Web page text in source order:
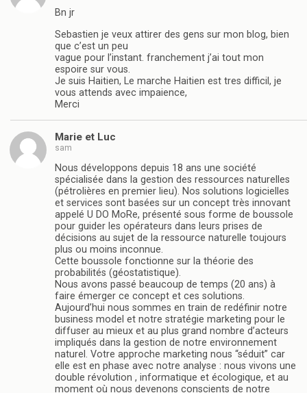
Bn jr
Sebastien je veux attirer des gens sur mon blog, bien
que c’est un peu
vague pour l’instant. franchement j’ai tout mon
espoire sur vous.
Je suis Haitien, Le marche Haitien est tres difficil, je
vous attends avec impaience,
Merci
Marie et Luc
sam
Nous développons depuis 18 ans une société
spécialisée dans la gestion des ressources naturelles
(pétrolières en premier lieu). Nos solutions logicielles
et services sont basées sur un concept très innovant
appelé U DO MoRe, présenté sous forme de boussole
pour guider les opérateurs dans leurs prises de
décisions au sujet de la ressource naturelle toujours
plus ou moins inconnue.
Cette boussole fonctionne sur la théorie des
probabilités (géostatistique).
Nous avons passé beaucoup de temps (20 ans) à
faire émerger ce concept et ces solutions.
Aujourd’hui nous sommes en train de redéfinir notre
business model et notre stratégie marketing pour le
diffuser au mieux et au plus grand nombre d’acteurs
impliqués dans la gestion de notre environnement
naturel. Votre approche marketing nous “séduit” car
elle est en phase avec notre analyse : nous vivons une
double révolution , informatique et écologique, et au
moment où nous devenons conscients de notre